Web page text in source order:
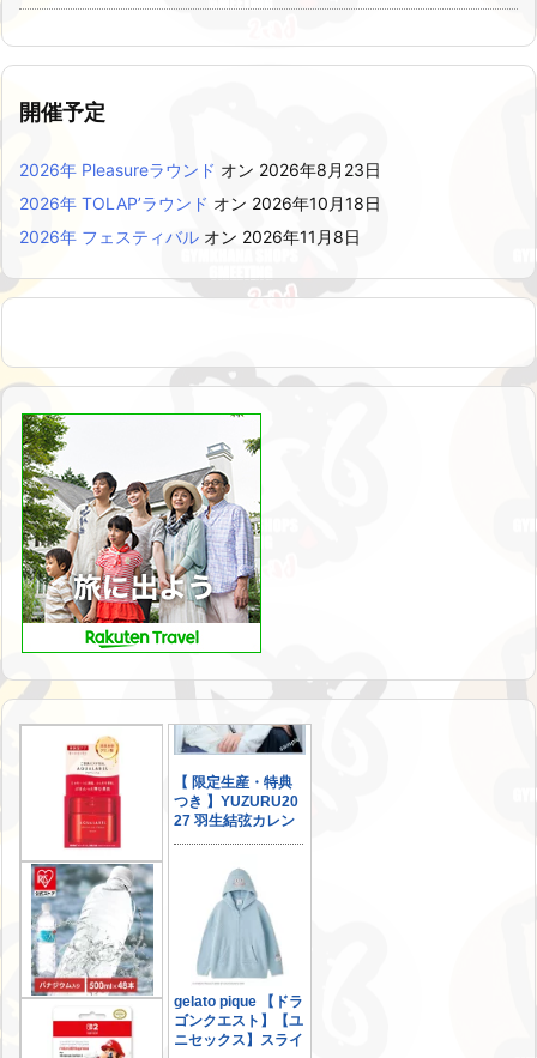
開催予定
2026年 Pleasureラウンド オン 2026年8月23日
2026年 TOLAP’ラウンド オン 2026年10月18日
2026年 フェスティバル オン 2026年11月8日